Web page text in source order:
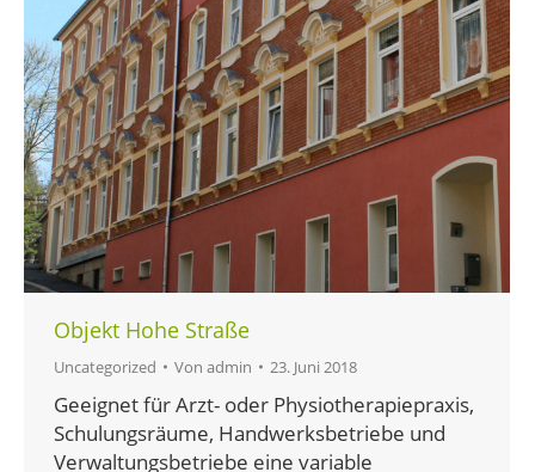
Objekt Hohe Straße
Uncategorized Von admin 23. Juni 2018
Geeignet für Arzt- oder Physiotherapiepraxis,
Schulungsräume, Handwerksbetriebe und
Verwaltungsbetriebe eine variable